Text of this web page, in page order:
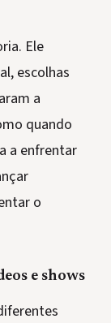
Ele
escolhas
a
quando
a enfrentar
o
e shows